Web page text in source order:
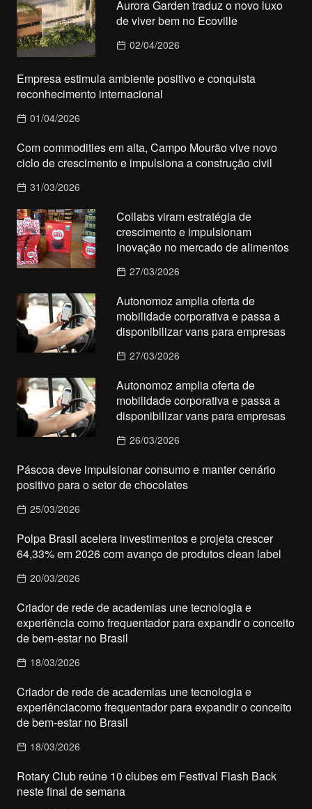
Aurora Garden traduz o novo luxo
de viver bem no Ecoville
02/04/2026
Empresa estimula ambiente positivo e conquista
reconhecimento internacional
01/04/2026
Com commodities em alta, Campo Mourão vive novo
ciclo de crescimento e impulsiona a construção civil
31/03/2026
Collabs viram estratégia de
crescimento e impulsionam
inovação no mercado de alimentos
27/03/2026
Autonomoz amplia oferta de
mobilidade corporativa e passa a
disponibilizar vans para empresas
27/03/2026
Autonomoz amplia oferta de
mobilidade corporativa e passa a
disponibilizar vans para empresas
26/03/2026
Páscoa deve impulsionar consumo e manter cenário
positivo para o setor de chocolates
25/03/2026
Polpa Brasil acelera investimentos e projeta crescer
64,33% em 2026 com avanço de produtos clean label
20/03/2026
Criador de rede de academias une tecnologia e
experiência como frequentador para expandir o conceito
de bem-estar no Brasil
18/03/2026
Criador de rede de academias une tecnologia e
experiênciacomo frequentador para expandir o conceito
de bem-estar no Brasil
18/03/2026
Rotary Club reúne 10 clubes em Festival Flash Back
neste final de semana